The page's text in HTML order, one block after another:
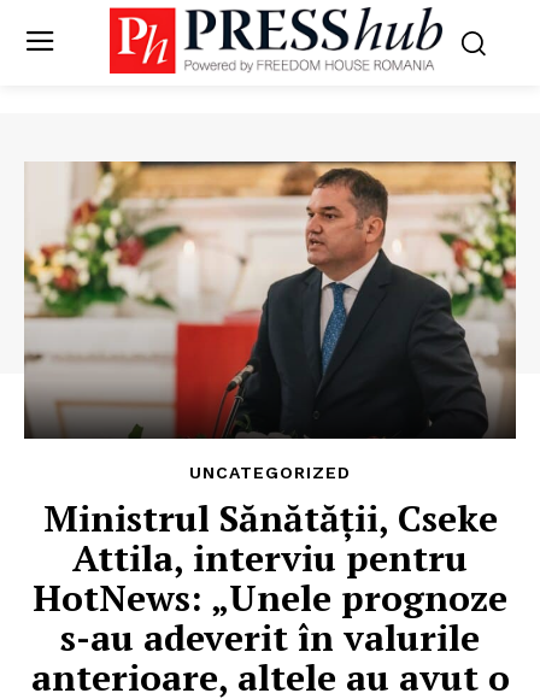
UNCATEGORIZED
Ministrul Sănătății, Cseke
Attila, interviu pentru
HotNews: „Unele prognoze
s-au adeverit în valurile
anterioare, altele au avut o